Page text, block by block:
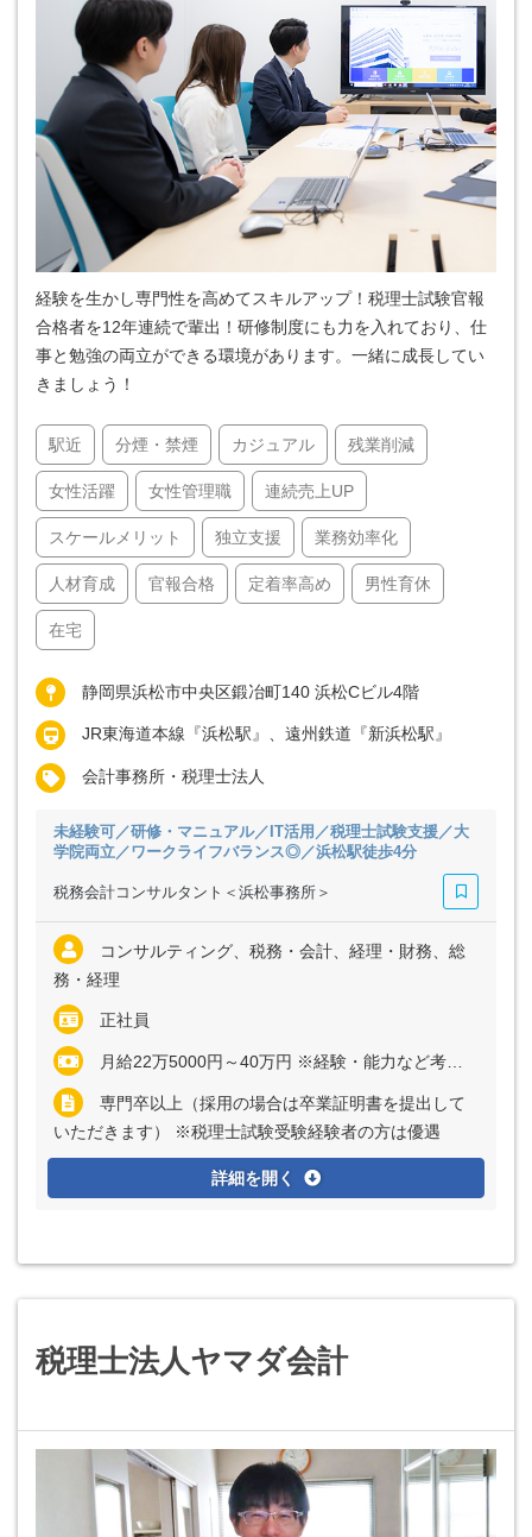
経験を生かし専門性を高めてスキルアップ！税理士試験官報
合格者を12年連続で輩出！研修制度にも力を入れており、仕
事と勉強の両立ができる環境があります。一緒に成長してい
きましょう！
駅近 分煙・禁煙 カジュアル 残業削減
女性活躍 女性管理職 連続売上UP
スケールメリット 独立支援 業務効率化
人材育成 官報合格 定着率高め 男性育休
在宅
静岡県浜松市中央区鍛冶町140 浜松Cビル4階
JR東海道本線『浜松駅』、遠州鉄道『新浜松駅』
会計事務所・税理士法人
未経験可／研修・マニュアル／IT活用／税理士試験支援／大
学院両立／ワークライフバランス◎／浜松駅徒歩4分
税務会計コンサルタント＜浜松事務所＞
コンサルティング、税務・会計、経理・財務、総
務・経理
正社員
月給22万5000円～40万円 ※経験・能力など考慮の上、決定いたします ※上記に固定残業代（月20時間分＝3万円～6万円）を含む ※超過分は別途全額支給
専門卒以上（採用の場合は卒業証明書を提出して
いただきます） ※税理士試験受験経験者の方は優遇
詳細を開く
税理士法人ヤマダ会計